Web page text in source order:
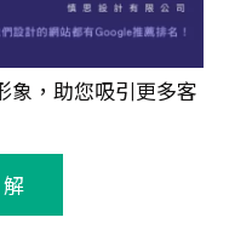
象，助您吸引更多客